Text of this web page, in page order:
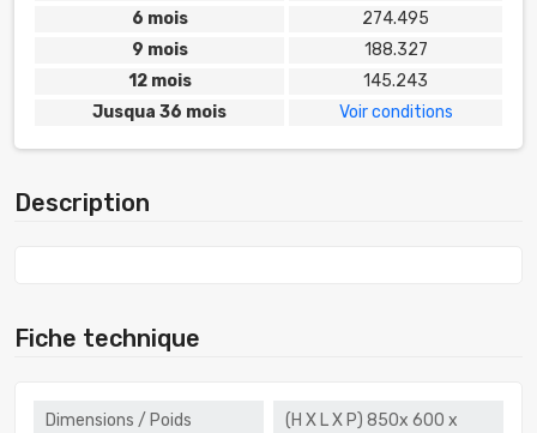
6 mois
274.495
9 mois
188.327
12 mois
145.243
Jusqua 36 mois
Voir conditions
Description
Fiche technique
Dimensions / Poids
(H X L X P) 850x 600 x